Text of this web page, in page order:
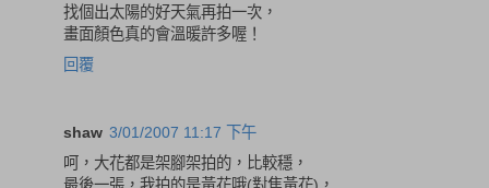
找個出太陽的好天氣再拍一次，
畫面顏色真的會溫暖許多喔！
回覆
shaw 3/01/2007 11:17 下午
呵，大花都是架腳架拍的，比較穩，